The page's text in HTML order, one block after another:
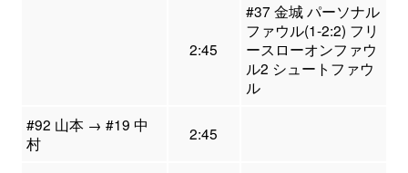
2:45
#37 金城 パーソナル
ファウル(1-2:2) フリ
ースローオンファウ
ル2 シュートファウ
ル
#92 山本 → #19 中
村
2:45